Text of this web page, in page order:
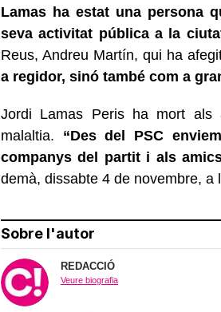
Lamas ha estat una persona
seva activitat pública a la
Reus, Andreu Martín, qui ha
a regidor, sinó també com a
Jordi Lamas Peris ha mort als
malaltia. “Des del PSC
companys del partit i als
demà, dissabte 4 de novembre, a
Sobre l'autor
REDACCIÓ
Veure biografia